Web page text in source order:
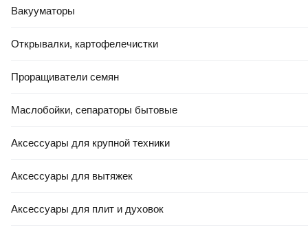
Вакууматоры
Открывалки, картофелечистки
Проращиватели семян
Маслобойки, сепараторы бытовые
Аксессуары для крупной техники
Аксессуары для вытяжек
Аксессуары для плит и духовок